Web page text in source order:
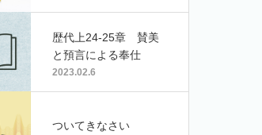
歴代上24-25章 賛美
と預言による奉仕
2023.02.6
ついてきなさい